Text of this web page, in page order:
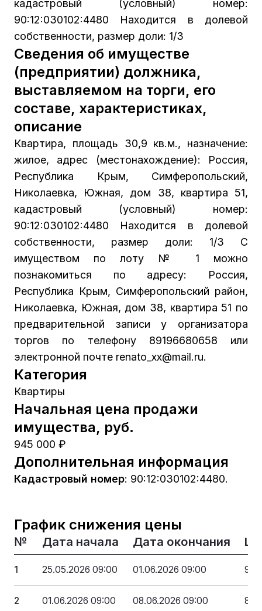
кадастровый (условный) номер:
90:12:030102:4480 Находится в долевой
собственности, размер доли: 1/3
Сведения об имуществе
(предприятии) должника,
выставляемом на торги, его
составе, характеристиках,
описание
Квартира, площадь 30,9 кв.м., назначение:
жилое, адрес (местонахождение): Россия,
Республика Крым, Симферопольский,
Николаевка, Южная, дом 38, квартира 51,
кадастровый (условный) номер:
90:12:030102:4480 Находится в долевой
собственности, размер доли: 1/3 С
имуществом по лоту № 1 можно
познакомиться по адресу: Россия,
Республика Крым, Симферопольский район,
Николаевка, Южная, дом 38, квартира 51 по
предварительной записи у организатора
торгов по телефону 89196680658 или
электронной почте renato_xx@mail.ru.
Категория
Квартиры
Начальная цена продажи
имущества, руб.
945 000 ₽
Дополнительная информация
Кадастровый номер: 90:12:030102:4480.
График снижения цены
№ Дата начала Дата окончания
1 25.05.2026 09:00 01.06.2026 09:00
2 01.06.2026 09:00 08.06.2026 09:00